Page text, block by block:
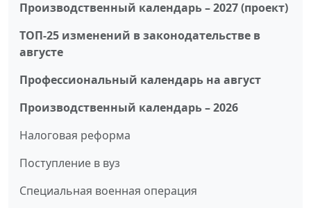
Производственный календарь – 2027 (проект)
ТОП-25 изменений в законодательстве в
августе
Профессиональный календарь на август
Производственный календарь – 2026
Налоговая реформа
Поступление в вуз
Специальная военная операция